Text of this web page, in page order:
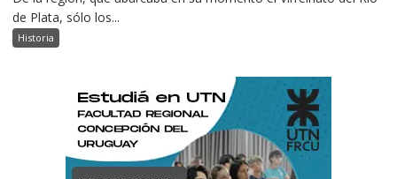
de Plata, sólo los...
Historia